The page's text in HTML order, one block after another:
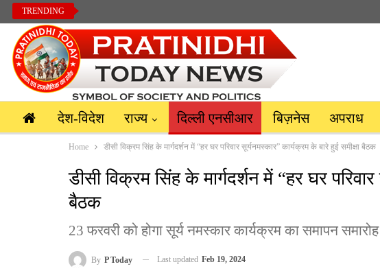
TRENDING
देश-विदेश राज्य दिल्ली एनसीआर बिज़नेस अपराध
Home डीसी विक्रम सिंह के मार्गदर्शन में “हर घर परिवार सूर्यनमस्कार” कार्यक्रम के बारे हुई समीक्षा बैठक
डीसी विक्रम सिंह के मार्गदर्शन में “हर घर
बैठक
23 फरवरी को होगा सूर्य नमस्कार कार्यक्रम का समापन समारोह
By P Today Last updated Feb 19, 2024